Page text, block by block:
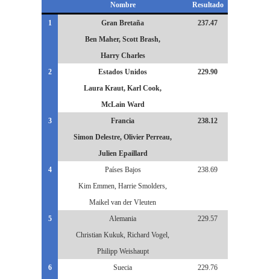
Nombre Resultado
1
Gran Bretaña
Ben Maher, Scott Brash,
Harry Charles
237.47
2
Estados Unidos
Laura Kraut, Karl Cook,
McLain Ward
229.90
3
Francia
Simon Delestre, Olivier Perreau,
Julien Epaillard
238.12
4
Países Bajos
Kim Emmen, Harrie Smolders,
Maikel van der Vleuten
238.69
5
Alemania
Christian Kukuk, Richard Vogel,
Philipp Weishaupt
229.57
6
Suecia
229.76